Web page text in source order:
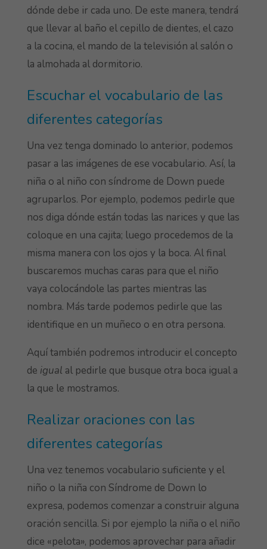
dónde debe ir cada uno. De este manera, tendrá
que llevar al baño el cepillo de dientes, el cazo
a la cocina, el mando de la televisión al salón o
la almohada al dormitorio.
Escuchar el vocabulario de las
diferentes categorías
Una vez tenga dominado lo anterior, podemos
pasar a las imágenes de ese vocabulario. Así, la
niña o al niño con síndrome de Down puede
agruparlos. Por ejemplo, podemos pedirle que
nos diga dónde están todas las narices y que las
coloque en una cajita; luego procedemos de la
misma manera con los ojos y la boca. Al final
buscaremos muchas caras para que el niño
vaya colocándole las partes mientras las
nombra. Más tarde podemos pedirle que las
identifique en un muñeco o en otra persona.
Aquí también podremos introducir el concepto
de igual al pedirle que busque otra boca igual a
la que le mostramos.
Realizar oraciones con las
diferentes categorías
Una vez tenemos vocabulario suficiente y el
niño o la niña con Síndrome de Down lo
expresa, podemos comenzar a construir alguna
oración sencilla. Si por ejemplo la niña o el niño
dice «pelota», podemos aprovechar para añadir